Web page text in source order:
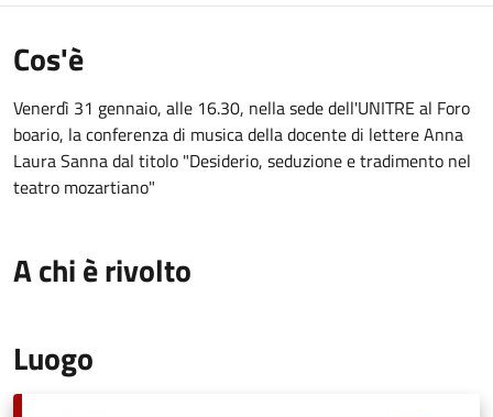
Cos'è
Venerdì 31 gennaio, alle 16.30, nella sede dell'UNITRE al Foro
boario, la conferenza di musica della docente di lettere Anna
Laura Sanna dal titolo "Desiderio, seduzione e tradimento nel
teatro mozartiano"
A chi è rivolto
Luogo